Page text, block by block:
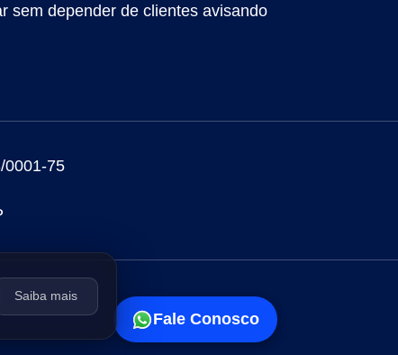
Fale Conosco
sem depender de clientes avisando
0001-75
Saiba mais